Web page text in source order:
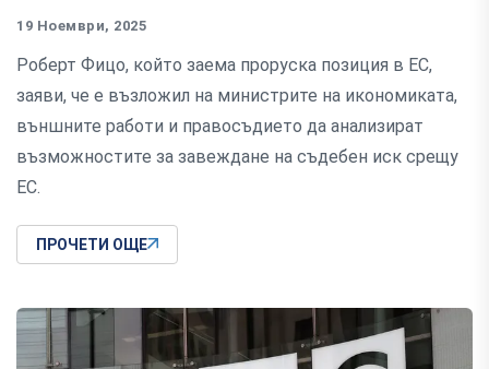
19 Ноември, 2025
Роберт Фицо, който заема проруска позиция в ЕС,
заяви, че е възложил на министрите на икономиката,
външните работи и правосъдието да анализират
възможностите за завеждане на съдебен иск срещу
ЕС.
ПРОЧЕТИ ОЩЕ